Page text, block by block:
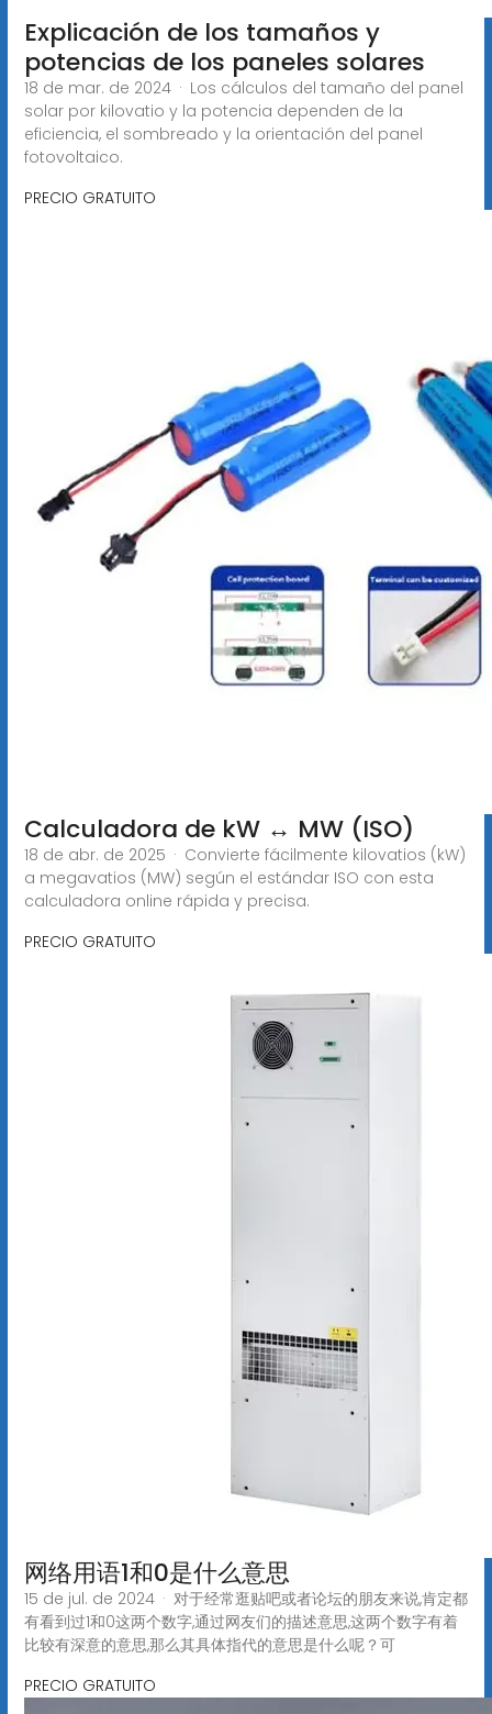
Explicación de los tamaños y
potencias de los paneles solares
18 de mar. de 2024 · Los cálculos del tamaño del panel
solar por kilovatio y la potencia dependen de la
eficiencia, el sombreado y la orientación del panel
fotovoltaico.
PRECIO GRATUITO
Calculadora de kW ↔ MW (ISO)
18 de abr. de 2025 · Convierte fácilmente kilovatios (kW)
a megavatios (MW) según el estándar ISO con esta
calculadora online rápida y precisa.
PRECIO GRATUITO
网络用语1和0是什么意思
15 de jul. de 2024 · 对于经常逛贴吧或者论坛的朋友来说,肯定都
有看到过1和0这两个数字,通过网友们的描述意思,这两个数字有着
比较有深意的意思,那么其具体指代的意思是什么呢？可
PRECIO GRATUITO